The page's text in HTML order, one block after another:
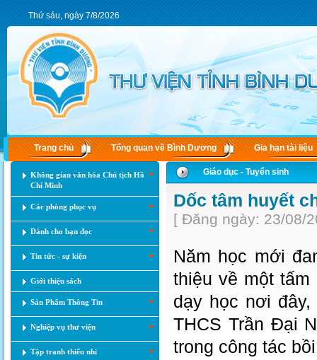
Thứ sáu, ngày 7/8/2026
Trang chủ Tổng quan về Bình Dương Gia hạn tài liệu
Không gian văn hóa Chủ tịch Hồ
Chí Minh
Các phòng phục vụ
Dành cho bạn đọc
Tin tức - sự kiện
Giới thiệu sách
Sản Phẩm Thông Tin
Nghiệp vụ thư viện
Tập tranh thiếu nhi
Giáo dục - Tuyển sinh
Dốc tâm huyết
[ Đăng ngày: 23/08/
Năm học mới
thiệu về một
dạy học nơi
THCS Trần Đại
trong công tác